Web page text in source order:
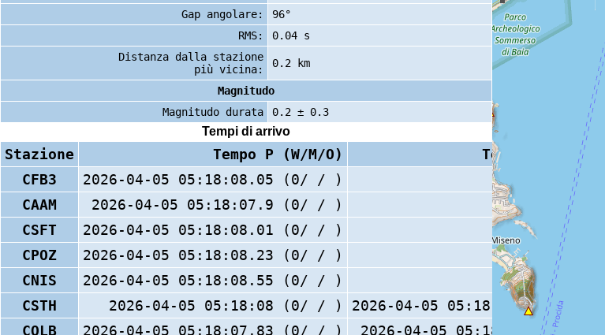
Gap angolare:
96°
RMS:
0.04 s
Distanza dalla stazione
più vicina:
0.2 km
Magnitudo
Magnitudo durata
0.2 ± 0.3
Tempi di arrivo
Stazione Tempo P (W/M/O) Tempo S (W/M/O)
CFB3
2026-04-05 05:18:08.05 (0/ / )
CAAM
2026-04-05 05:18:07.9 (0/ / )
CSFT
2026-04-05 05:18:08.01 (0/ / )
CPOZ
2026-04-05 05:18:08.23 (0/ / )
CNIS
2026-04-05 05:18:08.55 (0/ / )
CSTH
2026-04-05 05:18:08 (0/ / ) 2026-04-05 05:18:08.72 (0/ / )
COLB
2026-04-05 05:18:07.83 (0/ / ) 2026-04-05 05:18:08.6 (0/ / )